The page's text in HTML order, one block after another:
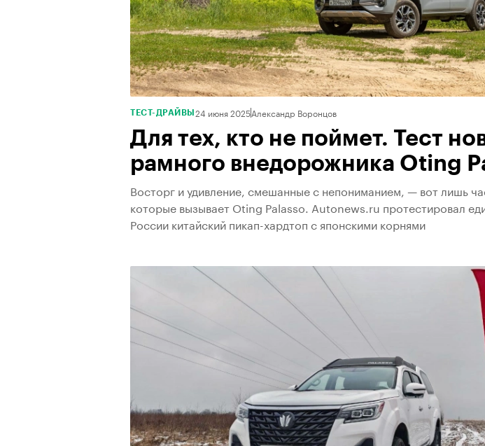
ТЕСТ-ДРАЙВЫ 24 июня 2025Александр Воронцов
Для тех, кто не поймет. Тест
рамного внедорожника Oting
Восторг и удивление, смешанные с непониманием, — вот лишь
которые вызывает Oting Palasso. Autonews.ru протестировал
России китайский пикап-хардтоп с японскими корнями